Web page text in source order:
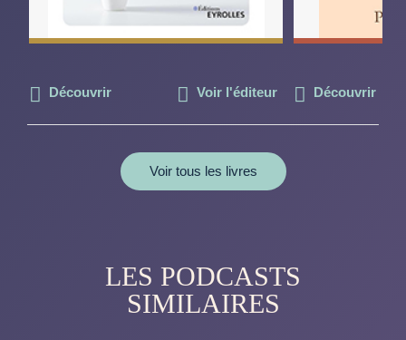
Découvrir Voir l'éditeur Découvrir
Voir tous les livres
LES PODCASTS
SIMILAIRES